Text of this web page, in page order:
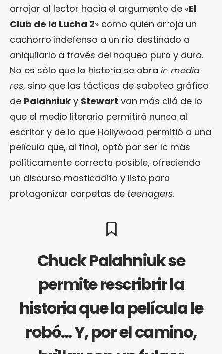
arrojar al lector hacia el argumento de «El
Club de la Lucha 2» como quien arroja un
cachorro indefenso a un río destinado a
aniquilarlo a través del noqueo puro y duro.
No es sólo que la historia se abra in media
res, sino que las tácticas de saboteo gráfico
de Palahniuk y Stewart van más allá de lo
que el medio literario permitirá nunca al
escritor y de lo que Hollywood permitió a una
película que, al final, optó por ser lo más
políticamente correcta posible, ofreciendo
un discurso masticadito y listo para
protagonizar carpetas de teenagers.
Chuck Palahniuk se
permite rescribrir la
historia que la película le
robó… Y, por el camino,